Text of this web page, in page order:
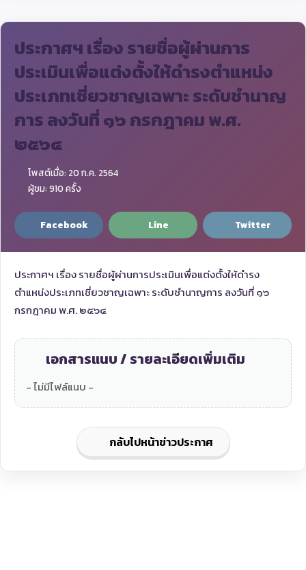
ประกาศฯ เรื่อง รายชื่อผู้ผ่านการ
ประเมินเพื่อแต่งตั้งให้ดำรงตำแหน่ง
ประเภทเชี่ยวชาญเฉพาะ ระดับชำนาญ
การ ลงวันที่ ๑๖ กรกฎาคม พ.ศ.
๒๕๖๔
โพสต์เมื่อ: 20 ก.ค. 2564
ผู้ชม: 910 ครั้ง
Facebook Line Twitter
ประกาศฯ เรื่อง รายชื่อผู้ผ่านการประเมินเพื่อแต่งตั้งให้ดำรง
ตำแหน่งประเภทเชี่ยวชาญเฉพาะ ระดับชำนาญการ ลงวันที่ ๑๖
กรกฎาคม พ.ศ. ๒๕๖๔
เอกสารแนบ / รายละเอียดเพิ่มเติม
- ไม่มีไฟล์แนบ -
กลับไปหน้าข่าวประกาศ